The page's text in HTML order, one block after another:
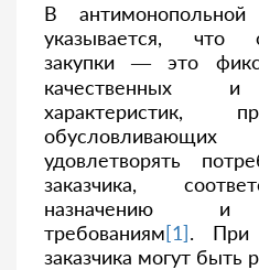
В
указывается, что
закупки — это
качественных и
характеристик,
удовлетворять
заказчика,
назначению и
требованиям[1]. При
заказчика могут быть